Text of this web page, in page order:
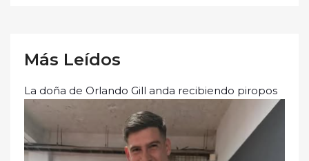
Más Leídos
La doña de Orlando Gill anda recibiendo piropos